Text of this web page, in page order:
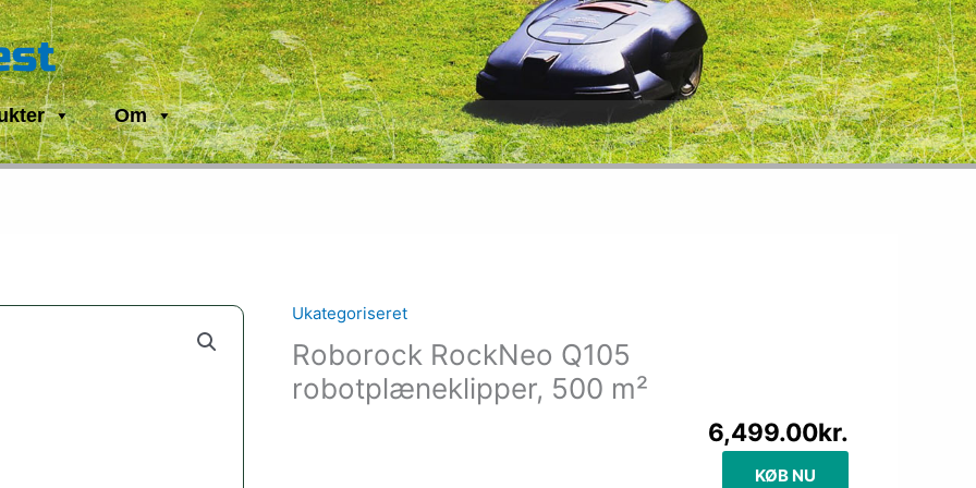
Om
Ukategoriseret
Roborock RockNeo Q105
robotplæneklipper, 500 m²
6,499.00kr.
KØB NU